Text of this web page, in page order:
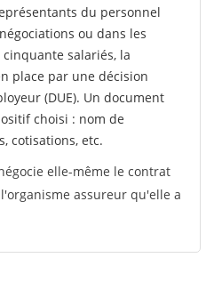
du personnel
ou dans les
salariés, la
place par une décision
(DUE). Un document
choisi : nom de
cotisations, etc.
elle-même le contrat
assureur qu'elle a